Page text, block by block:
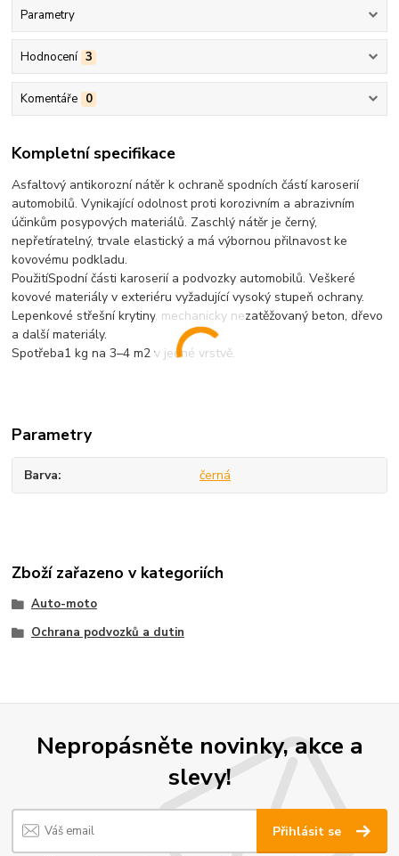
Parametry
Hodnocení 3
Komentáře 0
Kompletní specifikace
Asfaltový antikorozní nátěr k ochraně spodních částí karoserií
automobilů. Vynikající odolnost proti korozivním a abrazivním
účinkům posypových materiálů. Zaschlý nátěr je černý,
nepřetíratelný, trvale elastický a má výbornou přilnavost ke
kovovému podkladu.
PoužitíSpodní části karoserií a podvozky automobilů. Veškeré
kovové materiály v exteriéru vyžadující vysoký stupeň ochrany.
Lepenkové střešní krytiny, mechanicky nezatěžovaný beton, dřevo
a další materiály.
Spotřeba1 kg na 3–4 m2 v jedné vrstvě.
Parametry
Barva černá
Zboží zařazeno v kategoriích
Auto-moto
Ochrana podvozků a dutin
Nepropásněte novinky, akce a
slevy!
Přihlásit se